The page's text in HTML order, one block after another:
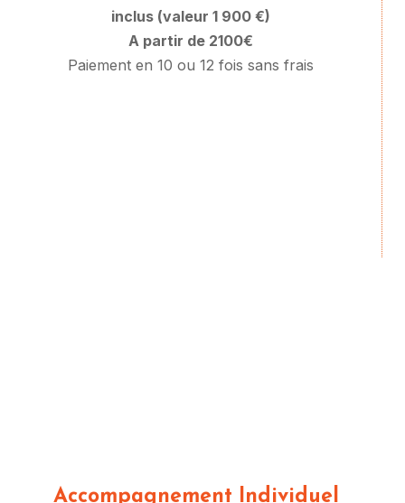
inclus (valeur 1 900 €)
A partir de 2100€
Paiement en 10 ou 12 fois sans frais
Accompagnement Individuel